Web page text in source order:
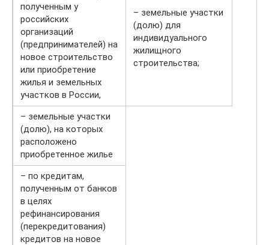
полученным у
российских
организаций
(предпринимателей) на
новое строительство
или приобретение
жилья и земельных
участков в России,
– земельные участки
(долю) для
индивидуального
жилищного
строительства;
– земельные участки
(долю), на которых
расположено
приобретенное жилье
– по кредитам,
полученным от банков
в целях
рефинансирования
(перекредитования)
кредитов на новое